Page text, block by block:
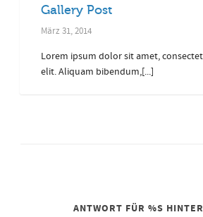
Gallery Post
März 31, 2014
Lorem ipsum dolor sit amet,
elit. Aliquam bibendum,[...]
ANTWORT FÜR %S